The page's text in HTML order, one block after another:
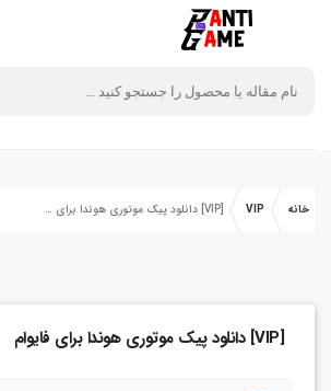
خانه VIP [VIP] دانلود پیک موتوری هوندا برای فایوام
[VIP] دانلود پیک موتوری هوندا برای فایوام